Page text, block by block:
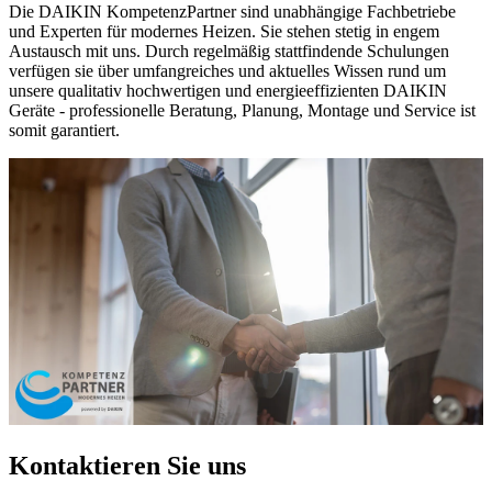
Die DAIKIN KompetenzPartner sind unabhängige Fachbetriebe
und Experten für modernes Heizen. Sie stehen stetig in engem
Austausch mit uns. Durch regelmäßig stattfindende Schulungen
verfügen sie über umfangreiches und aktuelles Wissen rund um
unsere qualitativ hochwertigen und energieeffizienten DAIKIN
Geräte - professionelle Beratung, Planung, Montage und Service ist
somit garantiert.
Kontaktieren Sie uns